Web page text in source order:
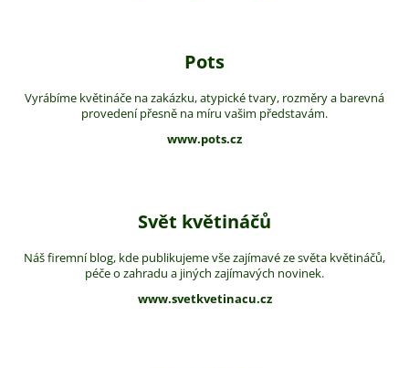
Pots
Vyrábíme květináče na zakázku, atypické tvary, rozměry a barevná
provedení přesně na míru vašim představám.
www.pots.cz
Svět květináčů
Náš firemní blog, kde publikujeme vše zajímavé ze světa květináčů,
péče o zahradu a jiných zajímavých novinek.
www.svetkvetinacu.cz